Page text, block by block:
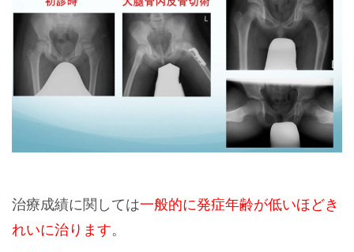
治療成績に関しては一般的に発症年齢が低いほどき
れいに治ります。